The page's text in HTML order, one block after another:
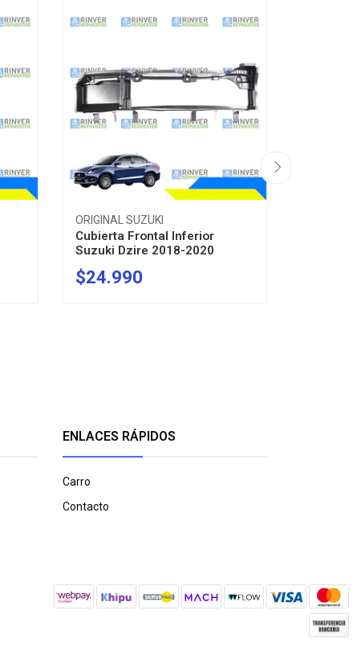
ORIGINAL SUZUKI
Cubierta Frontal Inferior
Suzuki Dzire 2018-2020
-
$24.990
ENLACES RÁPIDOS
Carro
Contacto